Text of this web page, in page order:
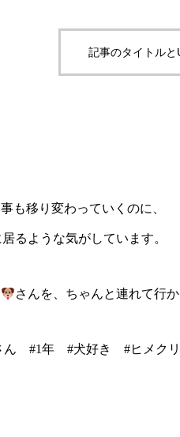
記事のタイトル
も移り変わっていくのに、
るような気がしています。
さんを、ちゃんと連れて行
ん #1年 #犬好き #ヒメク